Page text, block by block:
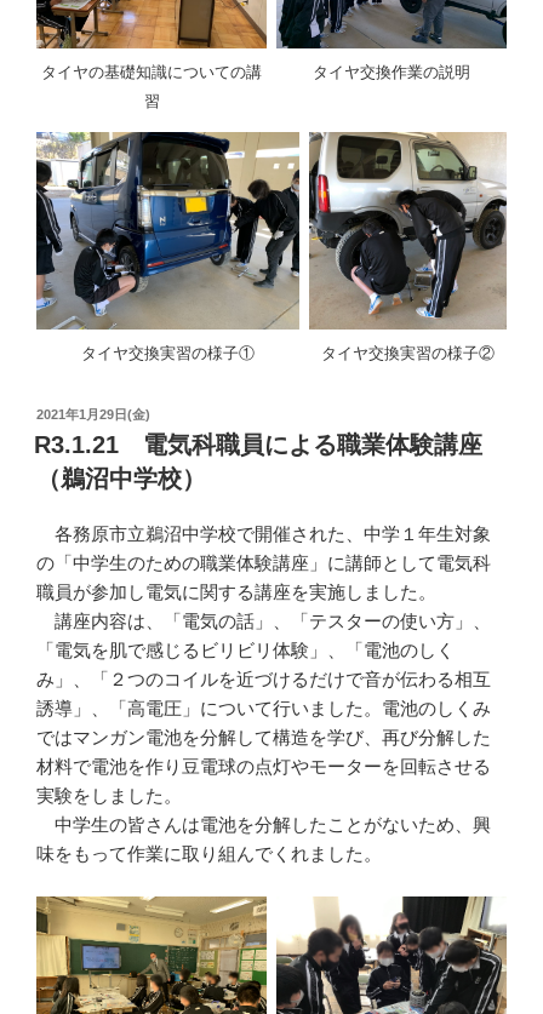
タイヤの基礎知識についての講
習
タイヤ交換作業の説明
タイヤ交換実習の様子① タイヤ交換実習の様子②
投
稿
日:
2021年1月29日(金)
R3.1.21 電気科職員による職業体験講座
（鵜沼中学校）
各務原市立鵜沼中学校で開催された、中学１年生対象
の「中学生のための職業体験講座」に講師として電気科
職員が参加し電気に関する講座を実施しました。
講座内容は、「電気の話」、「テスターの使い方」、
「電気を肌で感じるビリビリ体験」、「電池のしく
み」、「２つのコイルを近づけるだけで音が伝わる相互
誘導」、「高電圧」について行いました。電池のしくみ
ではマンガン電池を分解して構造を学び、再び分解した
材料で電池を作り豆電球の点灯やモーターを回転させる
実験をしました。
中学生の皆さんは電池を分解したことがないため、興
味をもって作業に取り組んでくれました。